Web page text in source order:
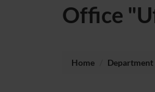
Office
Home Department